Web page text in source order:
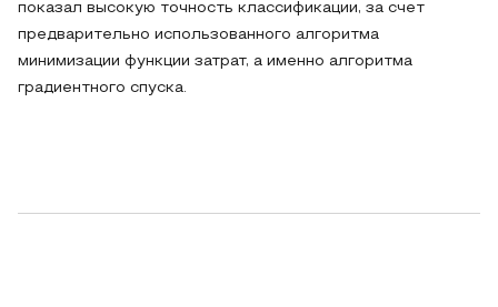
показал высокую точность классификации, за счет
предварительно использованного алгоритма
минимизации функции затрат, а именно алгоритма
градиентного спуска.